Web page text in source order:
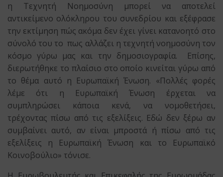
η Τεχνητή Νοημοσύνη μπορεί να αποτελεί
αντικείμενο ολόκληρου του συνεδρίου και εξέφρασε
την εκτίμηση πώς ακόμα δεν έχει γίνει κατανοητό στο
σύνολό του το πως αλλάζει η τεχνητή νοημοσύνη τον
κόσμο γύρω μας και την δημοσιογραφία. Επίσης,
διερωτήθηκε το πλαίσιο στο οποίο κινείται γύρω από
το θέμα αυτό η Ευρωπαϊκή Ένωση. «Πολλές φορές
λέμε ότι η Ευρωπαϊκή Ένωση έρχεται να
συμπληρώσει κάποια κενά, να νομοθετήσει,
τρέχοντας πίσω από τις εξελίξεις. Εδώ δεν ξέρω αν
συμβαίνει αυτό, αν είναι μπροστά ή πίσω από τις
εξελίξεις η Ευρωπαϊκή Ένωση και το Ευρωπαϊκό
Κοινοβούλιο» τόνισε.